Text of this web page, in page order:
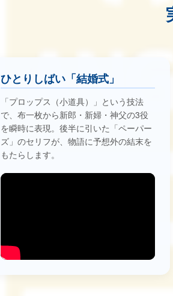
ひとりしばい「結婚式」
「プロップス（小道具）」という技法
で、布一枚から新郎・新婦・神父の3役
を瞬時に表現。後半に引いた「ペーパー
ズ」のセリフが、物語に予想外の結末を
もたらします。